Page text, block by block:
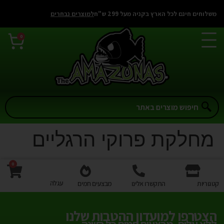
משלוחים חינם לכל הארץ בקניה מעל 299 ש"ח למוצרים נבחרים
0
מחלקת פרוקי הרגליים
קטגוריות התקשרו אלינו מבצעים חמים
0
עגלה
הצטרפו למועדון ההטבות שלנו